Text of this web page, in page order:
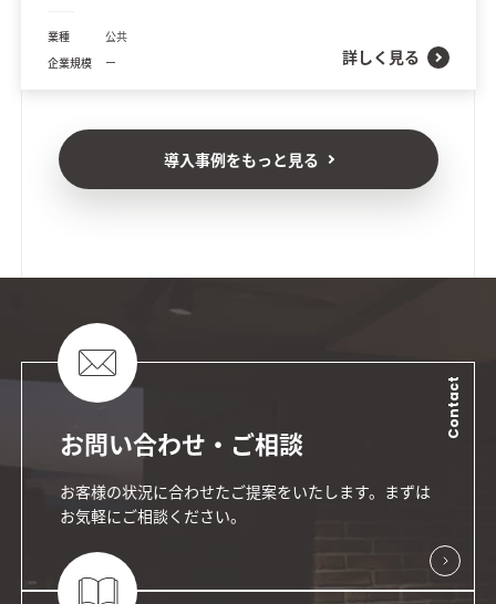
業種
公共
企業規模
ー 詳しく見る
導入事例をもっと見る
お問い合わせ・ご相談
お客様の状況に合わせたご提案をいたします。まずは
お気軽にご相談ください。
Contact